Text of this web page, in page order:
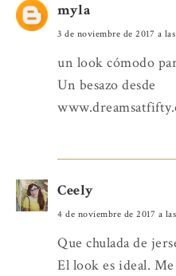
myla
3 de noviembre de 2017 a
un look cómodo
Un besazo desde
Ceely
4 de noviembre de 2017 a
Que chulada de
El look es ideal.